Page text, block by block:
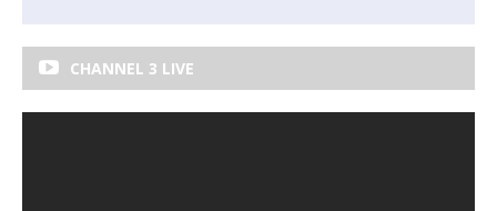
CHANNEL 3 LIVE